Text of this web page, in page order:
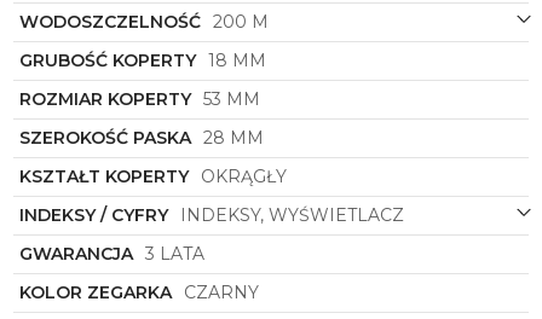
Świetnie sprawdzi się zarówno podczas aktywności
sportowych, jak i w codziennym użytkowaniu,
podkreślając indywidualny styl każdego mężczyzny,
który ceni sobie jakość, precyzję i niezawodność.
WODOSZCZELNOŚĆ 200 M
GRUBOŚĆ KOPERTY 18 MM
ROZMIAR KOPERTY 53 MM
SZEROKOŚĆ PASKA 28 MM
KSZTAŁT KOPERTY OKRĄGŁY
INDEKSY / CYFRY
INDEKSY, WYŚWIETLACZ
GWARANCJA 3 LATA
KOLOR ZEGARKA CZARNY